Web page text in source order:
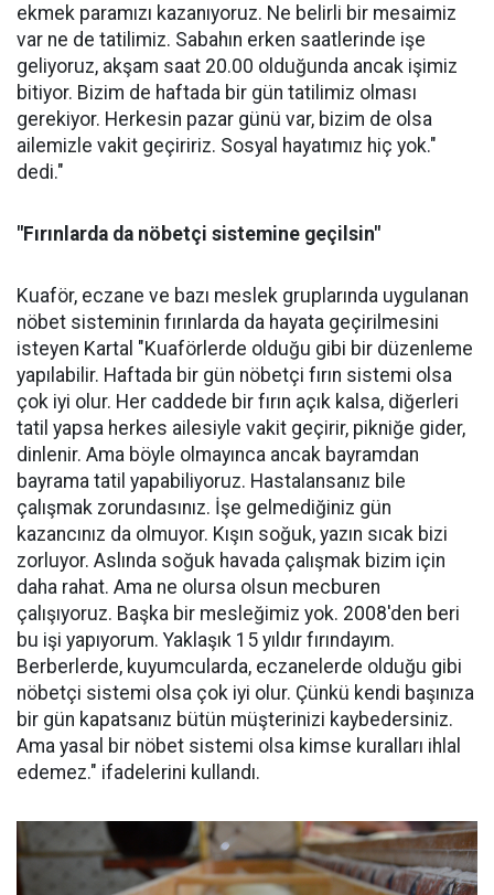
ekmek paramızı kazanıyoruz. Ne belirli bir mesaimiz
var ne de tatilimiz. Sabahın erken saatlerinde işe
geliyoruz, akşam saat 20.00 olduğunda ancak işimiz
bitiyor. Bizim de haftada bir gün tatilimiz olması
gerekiyor. Herkesin pazar günü var, bizim de olsa
ailemizle vakit geçiririz. Sosyal hayatımız hiç yok."
dedi."
"Fırınlarda da nöbetçi sistemine geçilsin"
Kuaför, eczane ve bazı meslek gruplarında uygulanan
nöbet sisteminin fırınlarda da hayata geçirilmesini
isteyen Kartal "Kuaförlerde olduğu gibi bir düzenleme
yapılabilir. Haftada bir gün nöbetçi fırın sistemi olsa
çok iyi olur. Her caddede bir fırın açık kalsa, diğerleri
tatil yapsa herkes ailesiyle vakit geçirir, pikniğe gider,
dinlenir. Ama böyle olmayınca ancak bayramdan
bayrama tatil yapabiliyoruz. Hastalansanız bile
çalışmak zorundasınız. İşe gelmediğiniz gün
kazancınız da olmuyor. Kışın soğuk, yazın sıcak bizi
zorluyor. Aslında soğuk havada çalışmak bizim için
daha rahat. Ama ne olursa olsun mecburen
çalışıyoruz. Başka bir mesleğimiz yok. 2008'den beri
bu işi yapıyorum. Yaklaşık 15 yıldır fırındayım.
Berberlerde, kuyumcularda, eczanelerde olduğu gibi
nöbetçi sistemi olsa çok iyi olur. Çünkü kendi başınıza
bir gün kapatsanız bütün müşterinizi kaybedersiniz.
Ama yasal bir nöbet sistemi olsa kimse kuralları ihlal
edemez." ifadelerini kullandı.